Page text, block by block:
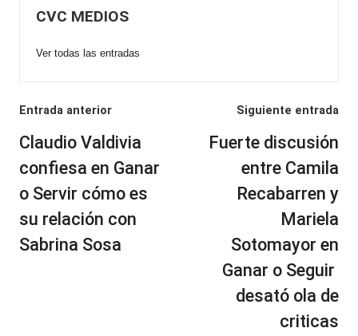
CVC MEDIOS
Ver todas las entradas
Navegación
de
entradas
Entrada anterior
Claudio Valdivia
confiesa en Ganar
o Servir cómo es
su relación con
Sabrina Sosa
Siguiente entrada
Fuerte discusión
entre Camila
Recabarren y
Mariela
Sotomayor en
Ganar o Seguir
desató ola de
criticas